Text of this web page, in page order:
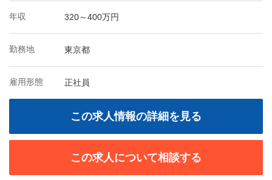
年収 320～400万円
勤務地 東京都
雇用形態 正社員
この求人情報の詳細を見る
この求人について相談する